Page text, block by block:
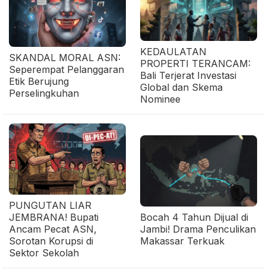
SKANDAL MORAL ASN:
Seperempat Pelanggaran
Etik Berujung
Perselingkuhan
KEDAULATAN
PROPERTI TERANCAM:
Bali Terjerat Investasi
Global dan Skema
Nominee
PUNGUTAN LIAR
JEMBRANA! Bupati
Ancam Pecat ASN,
Sorotan Korupsi di
Sektor Sekolah
Bocah 4 Tahun Dijual di
Jambi! Drama Penculikan
Makassar Terkuak